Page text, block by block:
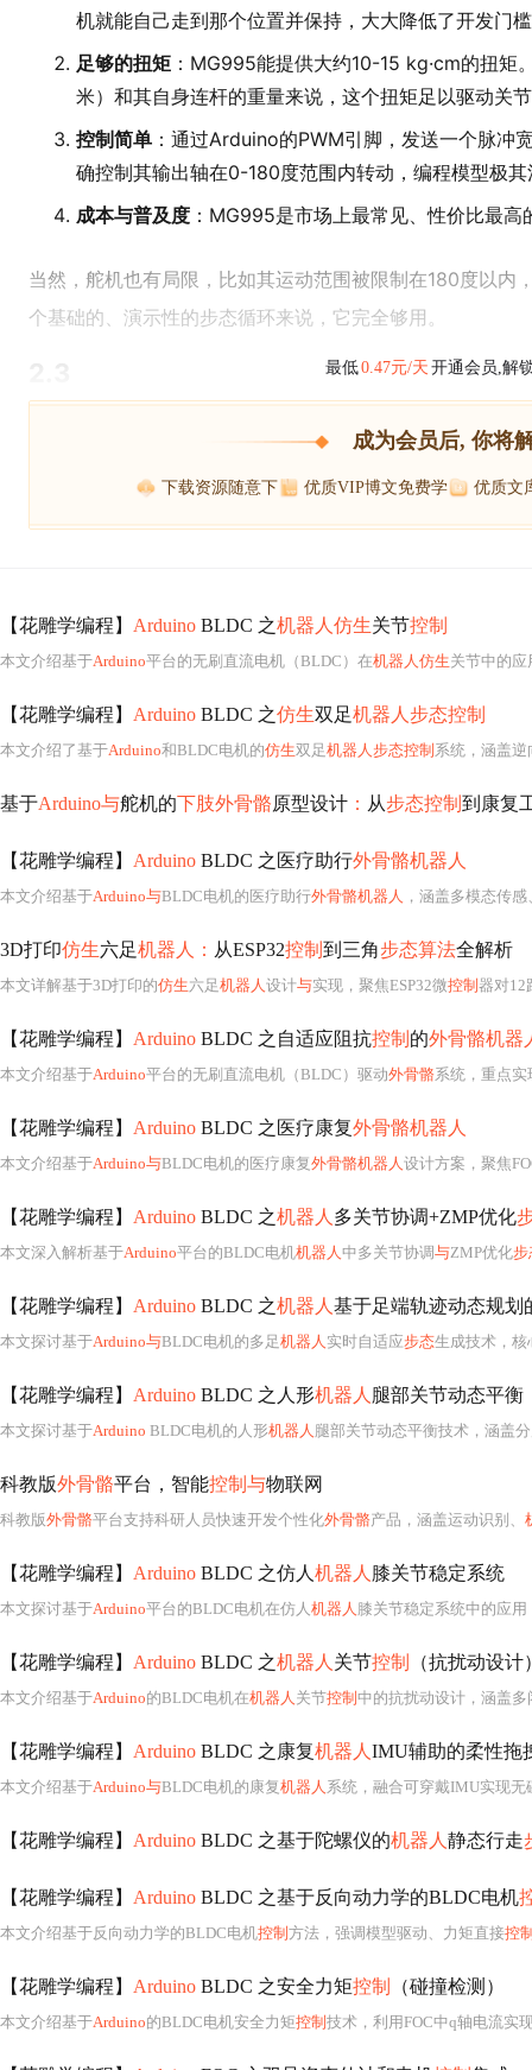
机就能自己走到那个位置并保持，大大降低了开发门
足够的扭矩 ：MG995能提供大约10-15 kg·cm的扭
米）和其自身连杆的重量来说，这个扭矩足以驱动关
控制简单 ：通过Arduino的PWM引脚，发送一个脉
确控制其输出轴在0-180度范围内转动，编程模型极其
成本与普及度 ：MG995是市场上最常见、性价比最
当然，舵机也有局限，比如其运动范围被限制在180度以内
个基础的、演示性的步态循环来说，它完全够用。
最低0.47元/天 开通会员,解
成为会员后, 你将
下载资源随意下 优质VIP博文免费学 优质文
【花雕学编程】 Arduino BLDC 之机器人仿生关节控制
本文介绍基于Arduino平台的无刷直流电机（BLDC）在机器人仿生关节中的
【花雕学编程】 Arduino BLDC 之仿生双足机器人步态控制
本文介绍了基于Arduino和BLDC电机的仿生双足机器人步态控制 系统，涵盖逆
基于Arduino与舵机的下肢外骨骼原型设计 ： 从步态控制 到康复
【花雕学编程】 Arduino BLDC 之医疗助行外骨骼机器人
本文介绍基于Arduino与BLDC电机的医疗助行外骨骼机器人 ，涵盖多模态传
3D打印仿生六足机器人： 从ESP32控制 到三角步态算法全解析
本文详解基于3D打印的仿生六足机器人设计与实现，聚焦ESP32微控制 器对12
【花雕学编程】 Arduino BLDC 之自适应阻抗控制 的外骨骼机器
本文介绍基于Arduino平台的无刷直流电机（BLDC）驱动外骨骼系统，重点
【花雕学编程】 Arduino BLDC 之医疗康复外骨骼机器人
本文介绍基于Arduino与BLDC电机的医疗康复外骨骼机器人设计方案，聚焦
【花雕学编程】 Arduino BLDC 之机器人 多关节协调+ZMP优化
本文深入解析基于Arduino平台的BLDC电机机器人中多关节协调与ZMP优化步
【花雕学编程】 Arduino BLDC 之机器人 基于足端轨迹动态规划
本文探讨基于Arduino与BLDC电机的多足机器人 实时自适应步态生成技术，核心
【花雕学编程】 Arduino BLDC 之人形机器人 腿部关节动态平衡
本文探讨基于Arduino BLDC电机的人形机器人 腿部关节动态平衡技术，涵盖
科教版外骨骼平台，智能控制与物联网
科教版外骨骼平台支持科研人员快速开发个性化外骨骼产品，涵盖运动识别、
【花雕学编程】 Arduino BLDC 之仿人 机器人 膝关节稳定系统
本文探讨基于Arduino平台的BLDC电机在仿人机器人 膝关节稳定系统中的应
【花雕学编程】 Arduino BLDC 之机器人 关节控制 （抗扰动设计
本文介绍基于Arduino的BLDC电机在机器人 关节控制 中的抗扰动设计，涵盖多
【花雕学编程】 Arduino BLDC 之康复机器人 IMU辅助的柔性拖
本文介绍基于Arduino与BLDC电机的康复机器人 系统，融合可穿戴IMU实现无
【花雕学编程】 Arduino BLDC 之基于陀螺仪的机器人 静态行走
【花雕学编程】 Arduino BLDC 之基于反向动力学的BLDC电机
本文介绍基于反向动力学的BLDC电机控制 方法，强调模型驱动、力矩直接控
【花雕学编程】 Arduino BLDC 之安全力矩控制 （碰撞检测）
本文介绍基于Arduino的BLDC电机安全力矩控制 技术，利用FOC中q轴电流实现无额外传